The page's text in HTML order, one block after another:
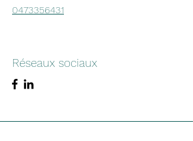
0473356431
Réseaux sociaux